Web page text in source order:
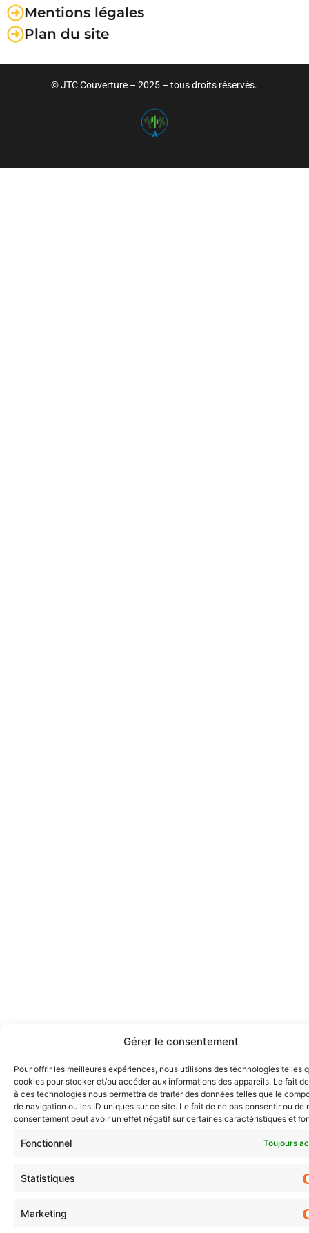
Gérer le consentement
Pour offrir les meilleures expériences, nous utilisons des technologies telles
cookies pour stocker et/ou accéder aux informations des appareils. Le fait
à ces technologies nous permettra de traiter des données telles que le
de navigation ou les ID uniques sur ce site. Le fait de ne pas consentir ou de
consentement peut avoir un effet négatif sur certaines caractéristiques et
Fonctionnel Toujours
Statistiques
Marketing
Mentions légales
Plan du site
© JTC Couverture – 2025 – tous droits réservés.